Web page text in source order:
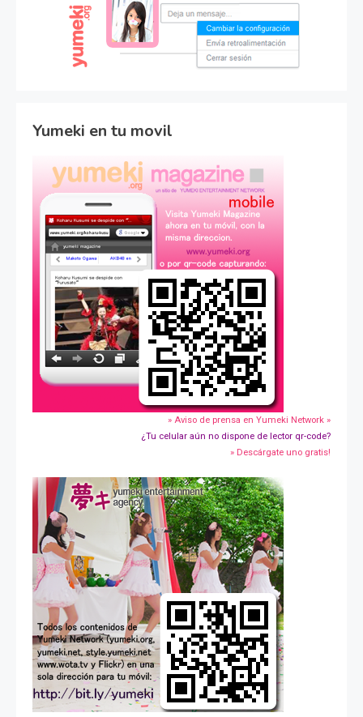
Yumeki en tu movil
» Aviso de prensa en Yumeki Network »
¿Tu celular aún no dispone de lector qr-code?
» Descárgate uno gratis!